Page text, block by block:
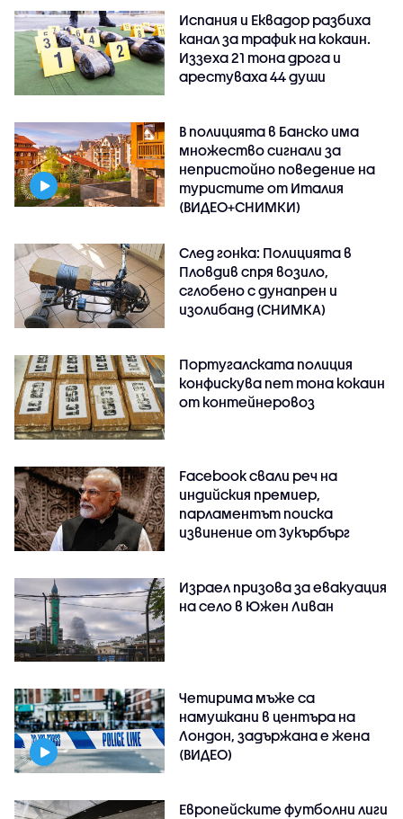
Испания и Еквадор разбиха
канал за трафик на кокаин.
Иззеха 21 тона дрога и
арестуваха 44 души
В полицията в Банско има
множество сигнали за
непристойно поведение на
туристите от Италия
(ВИДЕО+СНИМКИ)
След гонка: Полицията в
Пловдив спря возило,
сглобено с дунапрен и
изолибанд (СНИМКА)
Португалската полиция
конфискува пет тона кокаин
от контейнеровоз
Facebook свали реч на
индийския премиер,
парламентът поиска
извинение от Зукърбърг
Израел призова за евакуация
на село в Южен Ливан
Четирима мъже са
намушкани в центъра на
Лондон, задържана е жена
(ВИДЕО)
Европейските футболни лиги